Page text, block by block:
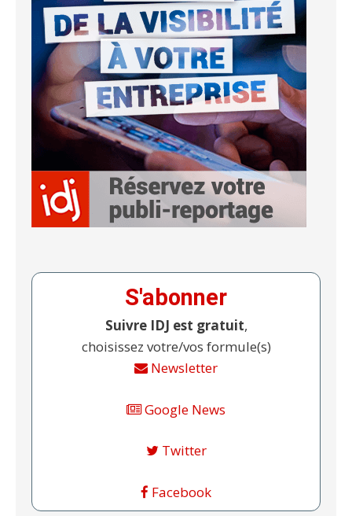
S'abonner
Suivre IDJ est gratuit,
choisissez votre/vos formule(s)
Newsletter
Google News
Twitter
Facebook